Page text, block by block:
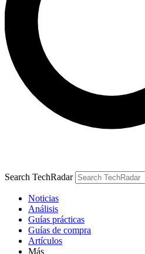
Search TechRadar
Noticias
Análisis
Guías prácticas
Guías de compra
Artículos
Más